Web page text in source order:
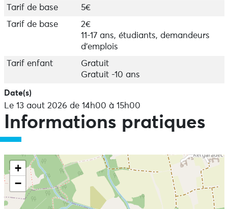
Tarif de base
5€
Tarif de base
2€
11-17 ans, étudiants, demandeurs
d'emplois
Tarif enfant
Gratuit
Gratuit -10 ans
Date(s)
Le 13 aout 2026 de 14h00 à 15h00
Informations pratiques
+
−